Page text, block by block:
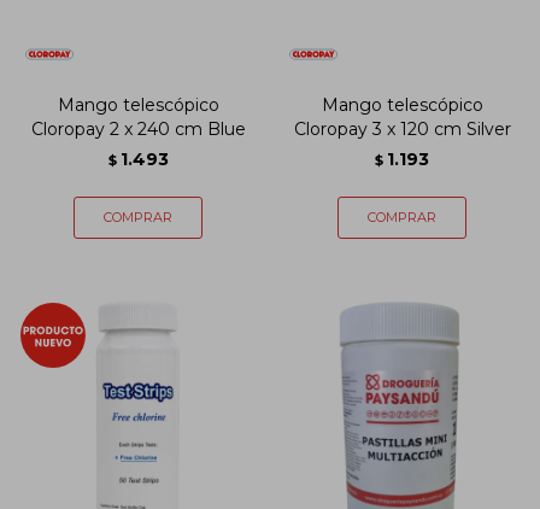
Mango telescópico
Cloropay 2 x 240 cm Blue
$ 1.493
Mango telescópico
Cloropay 3 x 120 cm Silver
$ 1.193